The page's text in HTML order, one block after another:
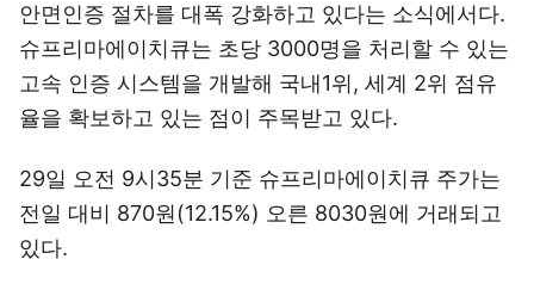
안면인증 절차를 대폭 강화하고 있다는 소식에서다.
슈프리마에이치큐는 초당 3000명을 처리할 수 있는
고속 인증 시스템을 개발해 국내1위, 세계 2위 점유
율을 확보하고 있는 점이 주목받고 있다.
29일 오전 9시35분 기준 슈프리마에이치큐 주가는
전일 대비 870원(12.15%) 오른 8030원에 거래되고
있다.